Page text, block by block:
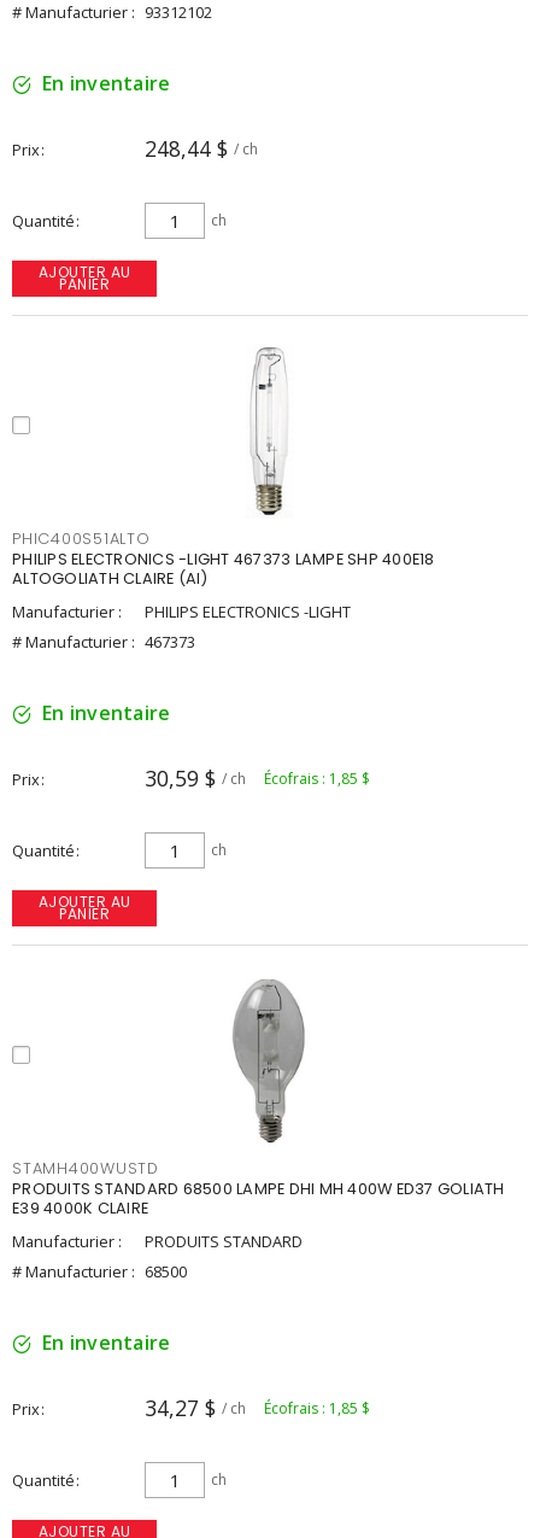
# Manufacturier : 93312102
En inventaire
Prix 248,44 $ / ch
Quantité ch
AJOUTER AU
PANIER
PHIC400S51ALTO
PHILIPS ELECTRONICS -LIGHT 467373 LAMPE SHP 400E18
ALTOGOLIATH CLAIRE (AI)
Manufacturier :
PHILIPS ELECTRONICS -LIGHT
# Manufacturier : 467373
En inventaire
Prix 30,59 $ / ch Écofrais : 1,85 $
Quantité ch
AJOUTER AU
PANIER
STAMH400WUSTD
PRODUITS STANDARD 68500 LAMPE DHI MH 400W ED37 GOLIATH
E39 4000K CLAIRE
Manufacturier :
PRODUITS STANDARD
# Manufacturier : 68500
En inventaire
Prix 34,27 $ / ch Écofrais : 1,85 $
Quantité ch
AJOUTER AU